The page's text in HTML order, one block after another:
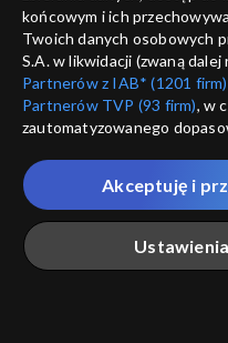
Pegaz
30.10.2019
Pegaz
13.11.2019
końcowym i ich
Twoich danych osobowych
S.A. w likwidacji (zwaną dalej
Partnerów z IAB* (1201 firm)
Partnerów TVP (93 firm), w
zautomatyzowanego
które wskazujemy poniżej, a
przez nas identyfikatora
Twoje dane osobowe
Ciebie naszych
„Portalem”, w tym
Akceptuję i